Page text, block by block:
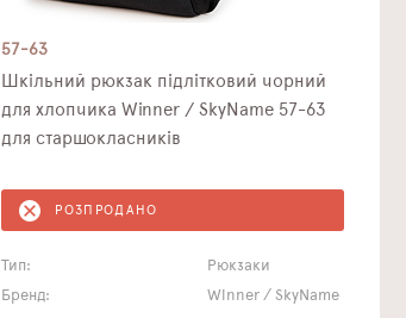
57-63
Шкільний рюкзак підлітковий чорний
для хлопчика Winner / SkyName 57-63
для старшокласників
РОЗПРОДАНО
Тип:
Рюкзаки
Бренд:
Winner / SkyName